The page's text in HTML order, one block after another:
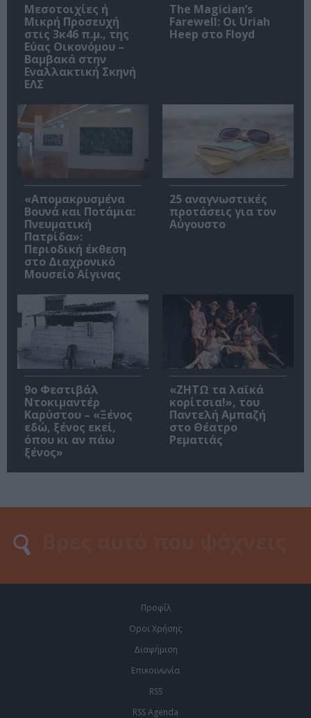
Μεσοτοιχίες ή
Μικρή Προσευχή
στις 3κ46 π.μ., της
Εύας Οικονόμου –
Βαμβακά στην
Εναλλακτική Σκηνή
ΕΛΣ
The Magician’s
Farewell: Οι Uriah
Heep στο Floyd
«Απομακρυσμένα
Βουνά και Ποτάμια:
Πνευματική
Πατρίδα»:
Περιοδική έκθεση
στο Διαχρονικό
Μουσείο Αίγινας
25 αναγνωστικές
προτάσεις για τον
Αύγουστο
9ο Φεστιβάλ
Ντοκιμαντέρ
Καρύστου – «Ξένος
εδώ, ξένος εκεί,
όπου κι αν πάω
ξένος»
«ΖΗΤΩ τα λαϊκά
κορίτσια!», του
Παντελή Αμπαζή
στο Θέατρο
Ρεματιάς
Προφίλ
Οροι Χρήσης
Διαφήμιση
Επικοινωνία
RSS
RSS Agenda